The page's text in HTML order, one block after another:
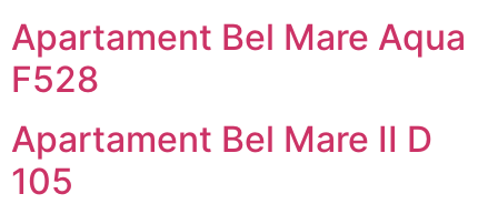
Apartament Bel Mare Aqua
F528
Apartament Bel Mare II D
105